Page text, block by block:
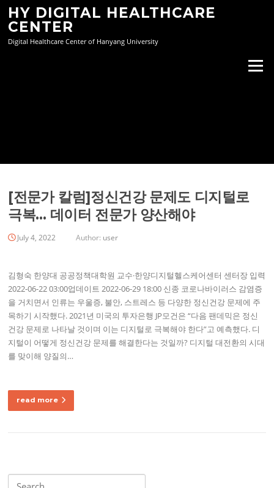
Skip
content
HY DIGITAL HEALTHCARE
CENTER
Digital Healthcare Center of Hanyang University
Menu
[전문가 칼럼]정신건강 문제도 디지털로
극복… 데이터 전문가 양산해야
July 4, 2022 Author: user
김형숙 한양대 공공정책대학원 교수·한양디지털헬스케어센터 센터장 입력
2022-06-22 03:00업데이트 2022-06-29 18:00 신종 코로나바이러스 감염증
을 거치면서 인류는 우울증, 불안, 스트레스 등 다양한 정신건강 문제에 주
목하기 시작했다. 2021년 미국의 투자은행 JP모건은 “다음 팬데믹은 정신
건강 문제로 나타날 것이며 이는 디지털로 극복해야 한다”고 예측했다. 디
지털이 어떻게 정신건강 문제를 해결한다는 것일까? 디지털 대전환의 시대
를 맞이해 양질의…
read more